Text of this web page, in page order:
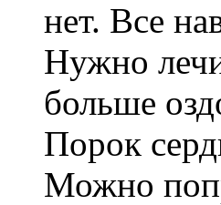
нет. Все
Нужно
больше
Порок
Можно